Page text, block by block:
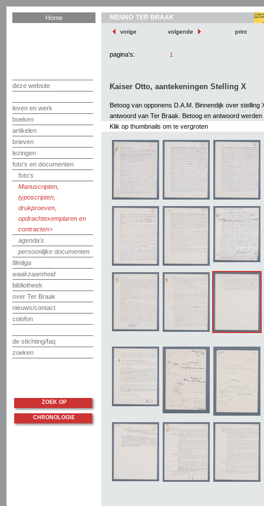
Home
deze website
leven en werk
boeken
artikelen
brieven
lezingen
foto's en documenten
foto's
Manuscripten,
typoscripten,
drukproeven,
opdrachtexemplaren en
contracten
agenda's
persoonlijke documenten
filmliga
waakzaamheid
bibliotheek
over Ter Braak
nieuws/contact
colofon
de stichting/faq
zoeken
MENNO TER BRAAK
vorige volgende print
pagina's: 1
Kaiser Otto, aantekeningen Stelling X
Betoog van opponens D.A.M. Binnendijk over stelling
antwoord van Ter Braak. Betoog en antwoord
Klik op thumbnails om te vergroten
ZOEK OP
CHRONOLOGIE